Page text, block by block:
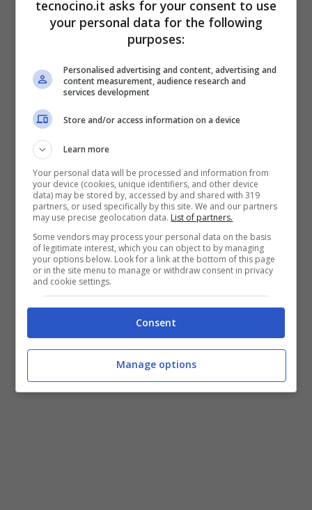
tecnocino.it asks for your consent to use
your personal data for the following
purposes:
Personalised advertising and content, advertising and
content measurement, audience research and
services development
Store and/or access information on a device
Learn more
Your personal data will be processed and information from
your device (cookies, unique identifiers, and other device
data) may be stored by, accessed by and shared with 319
partners, or used specifically by this site. We and our partners
may use precise geolocation data. List of partners.
Some vendors may process your personal data on the basis
of legitimate interest, which you can object to by managing
your options below. Look for a link at the bottom of this page
or in the site menu to manage or withdraw consent in privacy
and cookie settings.
Consent
Manage options